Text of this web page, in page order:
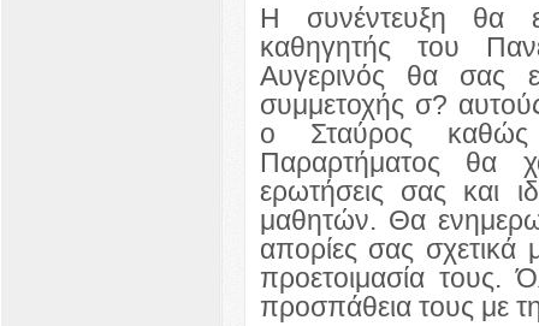
Η συνέντευξη θα
καθηγητής του
Αυγερινός θα σας
συμμετοχής σ?
ο Σταύρος
Παραρτήματος θα
ερωτήσεις σας και
μαθητών. Θα
απορίες σας σχετικά
προετοιμασία τους.
προσπάθεια τους με